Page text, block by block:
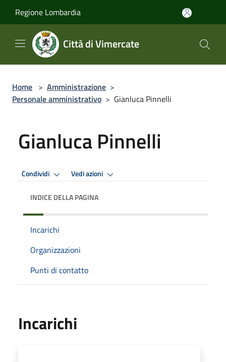
Regione Lombardia
Città di Vimercate
Home > Amministrazione >
Personale amministrativo > Gianluca Pinnelli
Gianluca Pinnelli
Condividi Vedi azioni
INDICE DELLA PAGINA
Incarichi
Organizzazioni
Punti di contatto
Incarichi